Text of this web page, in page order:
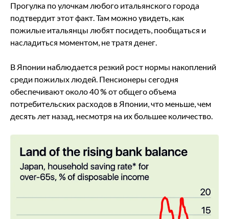
Прогулка по улочкам любого итальянского города
подтвердит этот факт. Там можно увидеть, как
пожилые итальянцы любят посидеть, пообщаться и
насладиться моментом, не тратя денег.
В Японии наблюдается резкий рост нормы накоплений
среди пожилых людей. Пенсионеры сегодня
обеспечивают около 40 % от общего объема
потребительских расходов в Японии, что меньше, чем
десять лет назад, несмотря на их большее количество.